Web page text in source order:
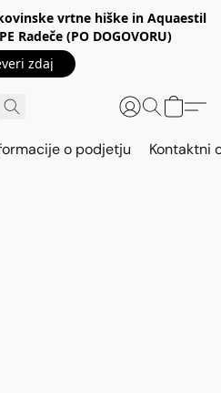
vrtne hiške in Aquaestil
Radeče (PO DOGOVORU)
zdaj
o podjetju Kontaktni